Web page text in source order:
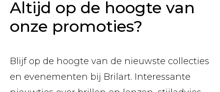
Altijd op de hoogte van
onze promoties?
Blijf op de hoogte van de nieuwste collecties
en evenementen bij Brilart. Interessante